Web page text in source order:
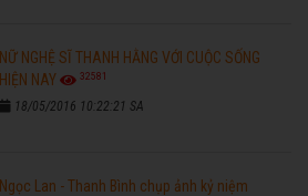
NỮ NGHỆ SĨ THANH HẰNG VỚI CUỘC SỐNG
HIỆN NAY
32581
18/05/2016 10:22:21 SA
Ngọc Lan - Thanh Bình chụp ảnh kỷ niệm